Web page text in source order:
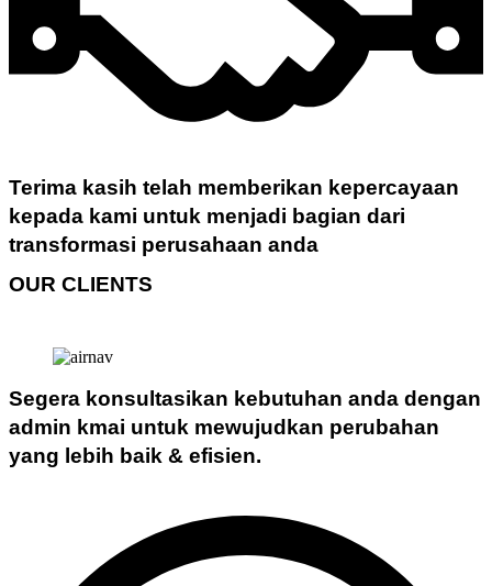
Terima kasih telah memberikan kepercayaan
kepada kami untuk menjadi bagian dari
transformasi perusahaan anda
OUR CLIENTS
Segera konsultasikan kebutuhan anda dengan
admin kmai untuk mewujudkan perubahan
yang lebih baik & efisien.